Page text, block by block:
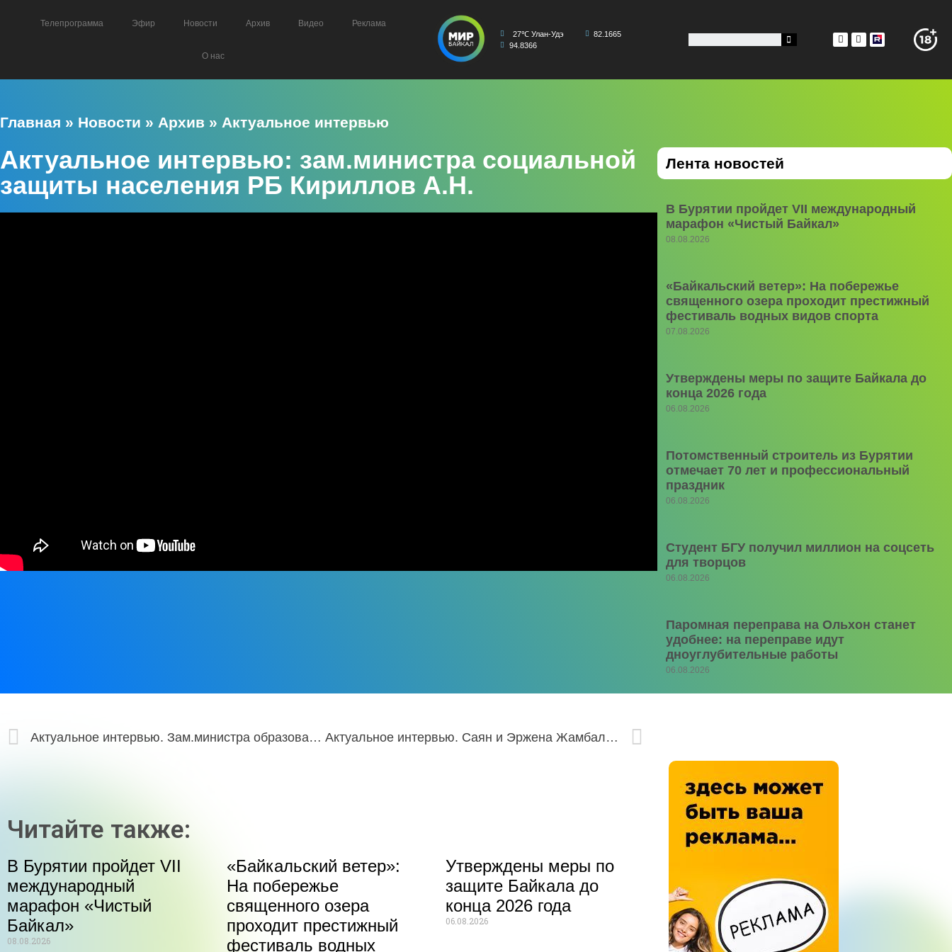
Телепрограмма Эфир Новости Архив Видео Реклама
О нас
27℃ Улан-Удэ
82.1665
94.8366
Главная » Новости » Архив » Актуальное интервью
Актуальное интервью: зам.министра социальной
защиты населения РБ Кириллов А.Н.
Лента новостей
В Бурятии пройдет VII международный
марафон «Чистый Байкал»
08.08.2026
«Байкальский ветер»: На побережье
священного озера проходит престижный
фестиваль водных видов спорта
07.08.2026
Утверждены меры по защите Байкала до
конца 2026 года
06.08.2026
Потомственный строитель из Бурятии
отмечает 70 лет и профессиональный
праздник
06.08.2026
Студент БГУ получил миллион на соцсеть
для творцов
06.08.2026
Паромная переправа на Ольхон станет
удобнее: на переправе идут
дноуглубительные работы
06.08.2026
Актуальное интервью. Зам.министра образования и науки Б.Б. Жалсанов Актуальное интервью. Саян и Эржена Жамбаловы
Читайте также:
В Бурятии пройдет VII
международный
марафон «Чистый
Байкал»
08.08.2026
«Байкальский ветер»:
На побережье
священного озера
проходит престижный
фестиваль водных
Утверждены меры по
защите Байкала до
конца 2026 года
06.08.2026